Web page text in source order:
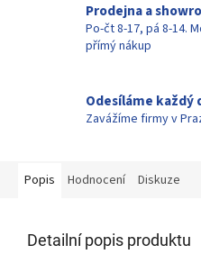
Prodejna a
Po-čt 8-17, pá 8-14.
přímý nákup
Odesíláme každý
Zavážíme firmy v
Popis Hodnocení Diskuze
Detailní popis produktu